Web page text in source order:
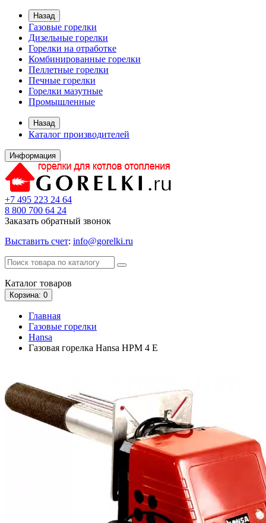
Назад
Газовые горелки
Дизельные горелки
Горелки на отработке
Комбинированные горелки
Пеллетные горелки
Печные горелки
Горелки мазутные
Промышленные
Назад
Каталог производителей
Информация
+7 495 223 24 64
8 800 700 64 24
Заказать обратный звонок
Выставить счет: info@gorelki.ru
Каталог товаров
Корзина: 0
Главная
Газовые горелки
Hansa
Газовая горелка Hansa HPM 4 E